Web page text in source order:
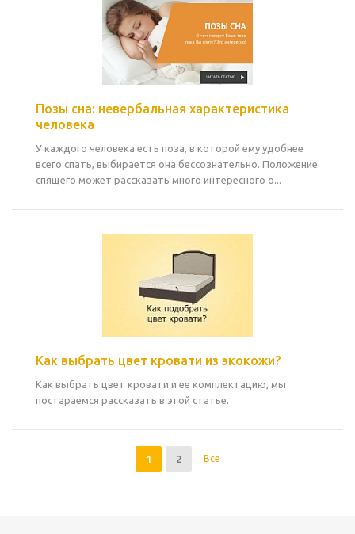
Позы сна: невербальная характеристика
человека
У каждого человека есть поза, в которой ему удобнее
всего спать, выбирается она бессознательно. Положение
спящего может рассказать много интересного о...
Как выбрать цвет кровати из экокожи?
Как выбрать цвет кровати и ее комплектацию, мы
постараемся рассказать в этой статье.
1 2 Все